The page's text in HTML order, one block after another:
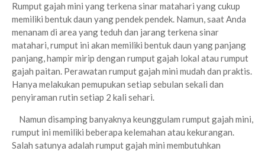
Rumput gajah mini yang terkena sinar matahari yang cukup
memiliki bentuk daun yang pendek pendek. Namun, saat Anda
menanam di area yang teduh dan jarang terkena sinar
matahari, rumput ini akan memiliki bentuk daun yang panjang
panjang, hampir mirip dengan rumput gajah lokal atau rumput
gajah paitan. Perawatan rumput gajah mini mudah dan praktis.
Hanya melakukan pemupukan setiap sebulan sekali dan
penyiraman rutin setiap 2 kali sehari.
Namun disamping banyaknya keunggulam rumput gajah mini,
rumput ini memiliki beberapa kelemahan atau kekurangan.
Salah satunya adalah rumput gajah mini membutuhkan